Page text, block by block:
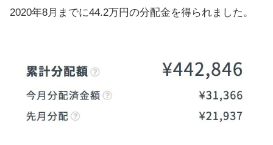
2020年8月までに44.2万円の分配金を得られました。